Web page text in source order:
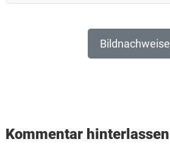
Bildnachweise
Interactions
Kommentar hinterlassen